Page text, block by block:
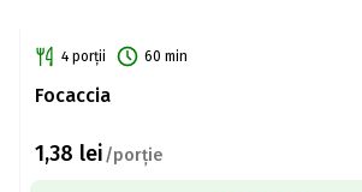
4 porții 60 min
Focaccia
1,38 lei/porție